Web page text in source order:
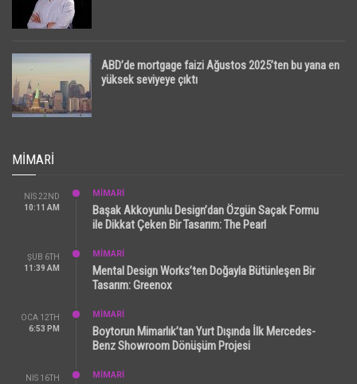
ABD’de mortgage faizi Ağustos 2025’ten bu yana en
yüksek seviyeye çıktı
MIMARI
NIS 22ND
10:11 AM
MİMARİ
Başak Akkoyunlu Design’dan Özgün Saçak Formu
ile Dikkat Çeken Bir Tasarım: The Pearl
ŞUB 6TH
11:39 AM
MİMARİ
Mental Design Works’ten Doğayla Bütünleşen Bir
Tasarım: Greenox
OCA 12TH
6:53 PM
MİMARİ
Boytorun Mimarlık’tan Yurt Dışında İlk Mercedes-
Benz Showroom Dönüşüm Projesi
NIS 16TH
MİMARİ